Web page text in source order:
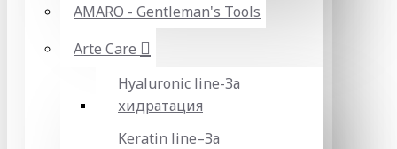
AMARO - Gentleman's Tools
Arte Care
Hyaluronic line-За
хидратация
Keratin line–За